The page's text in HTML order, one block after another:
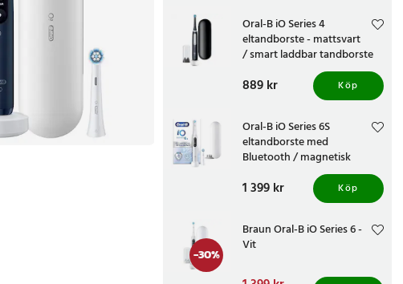
Oral-B iO Series 4
eltandborste - mattsvart
/ smart laddbar tandborste
med tryckkontroll och
resefodral
Pris: 889 kr
889 kr Köp
Oral-B iO Series 6S
eltandborste med
Bluetooth / magnetisk
Pris:1 399 kr
1 399 kr Köp
-30%
Braun Oral-B iO Series 6 -
Vit